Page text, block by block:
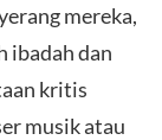
mereka,
ibadah dan
kritis
musik atau